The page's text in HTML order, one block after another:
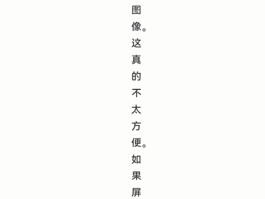
图
像。
这
真
的
不
太
方
便。
如
果
屏